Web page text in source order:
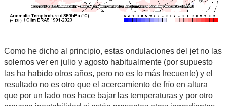
Como he dicho al principio, estas ondulaciones del jet no las
solemos ver en julio y agosto habitualmente (por supuesto
las ha habido otros años, pero no es lo más frecuente) y el
resultado no es otro que el acercamiento de frío en altura
que por un lado nos hace bajar las temperaturas y por otro